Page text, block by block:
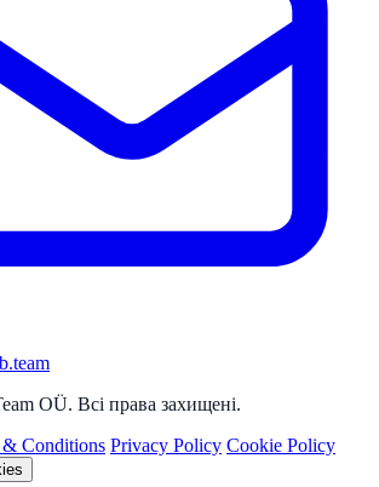
OÜ. Всі права захищені.
& Conditions Privacy Policy Cookie Policy